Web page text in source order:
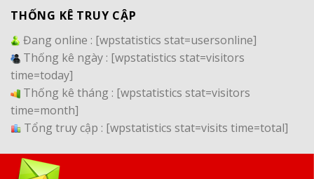
THỐNG KÊ TRUY CẬP
Đang online : [wpstatistics stat=usersonline]
Thống kê ngày : [wpstatistics stat=visitors
time=today]
Thống kê tháng : [wpstatistics stat=visitors
time=month]
Tổng truy cập : [wpstatistics stat=visits time=total]